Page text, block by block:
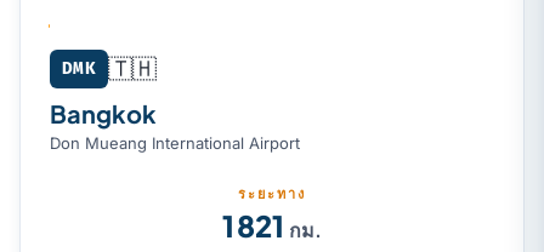
Bangkok (DMK) → Hong Kong (HKG)
DMK 🇹🇭
Bangkok
Don Mueang International Airport
ระยะทาง
1 821 กม.